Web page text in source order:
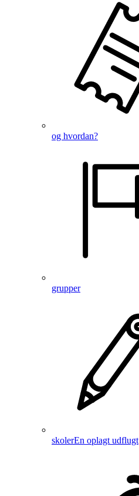
og hvordan?
grupper
skolerEn oplagt udflugt